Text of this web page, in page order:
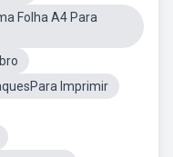
Folha A4 Para
Imprimir